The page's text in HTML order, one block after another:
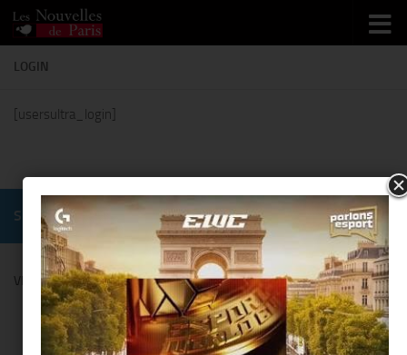
Skip to content
LOGIN
[usersultra_login]
SUIVRE :
VENDANGES MONTAIGNE BY COMITÉ MONTAIGNE